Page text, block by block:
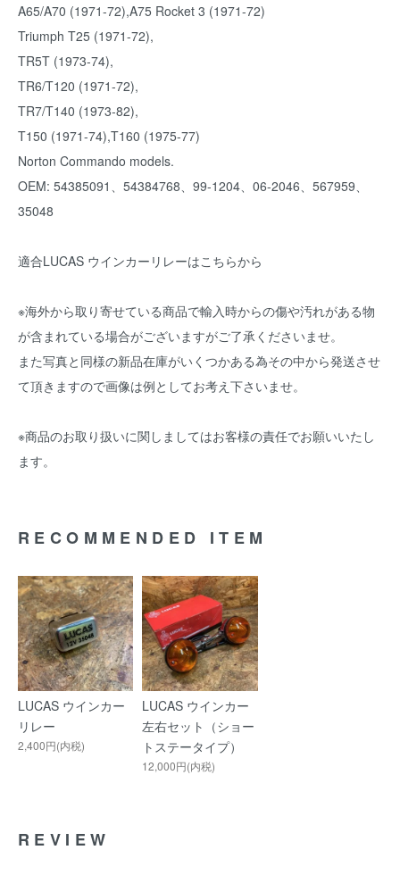
A65/A70 (1971-72),A75 Rocket 3 (1971-72)
Triumph T25 (1971-72),
TR5T (1973-74),
TR6/T120 (1971-72),
TR7/T140 (1973-82),
T150 (1971-74),T160 (1975-77)
Norton Commando models.
OEM: 54385091、54384768、99-1204、06-2046、567959、
35048
適合LUCAS ウインカーリレーはこちらから
※海外から取り寄せている商品で輸入時からの傷や汚れがある物
が含まれている場合がございますがご了承くださいませ。
また写真と同様の新品在庫がいくつかある為その中から発送させ
て頂きますので画像は例としてお考え下さいませ。
※商品のお取り扱いに関しましてはお客様の責任でお願いいたし
ます。
RECOMMENDED ITEM
LUCAS ウインカー
リレー
2,400円(内税)
LUCAS ウインカー
左右セット（ショー
トステータイプ）
12,000円(内税)
REVIEW